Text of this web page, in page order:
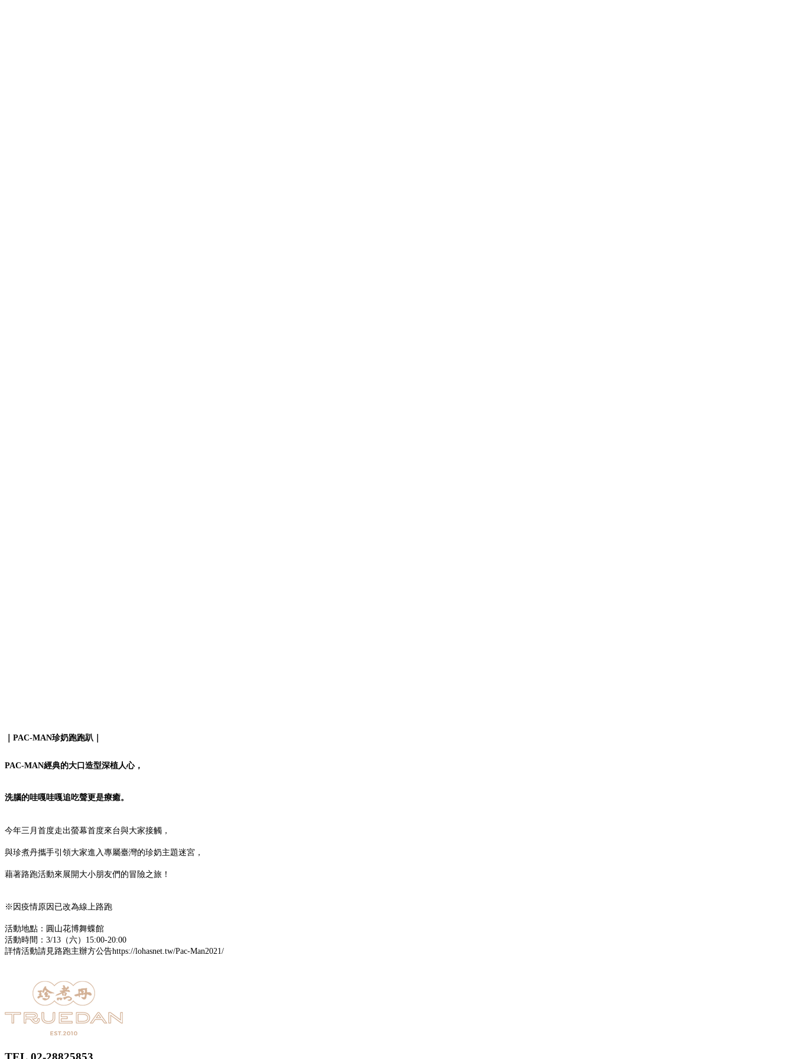
｜PAC-MAN珍奶跑跑趴｜
PAC-MAN經典的大口造型深植人心，
洗腦的哇嘎哇嘎追吃聲更是療癒。
今年三月首度走出螢幕首度來台與大家接觸，
與珍煮丹攜手引領大家進入專屬臺灣的珍奶主題迷宮，
藉著路跑活動來展開大小朋友們的冒險之旅！
※因疫情原因已改為線上路跑
活動地點：圓山花博舞蝶館
活動時間：3/13（六）15:00-20:00
詳情活動請見路跑主辦方公告https://lohasnet.tw/Pac-Man2021/